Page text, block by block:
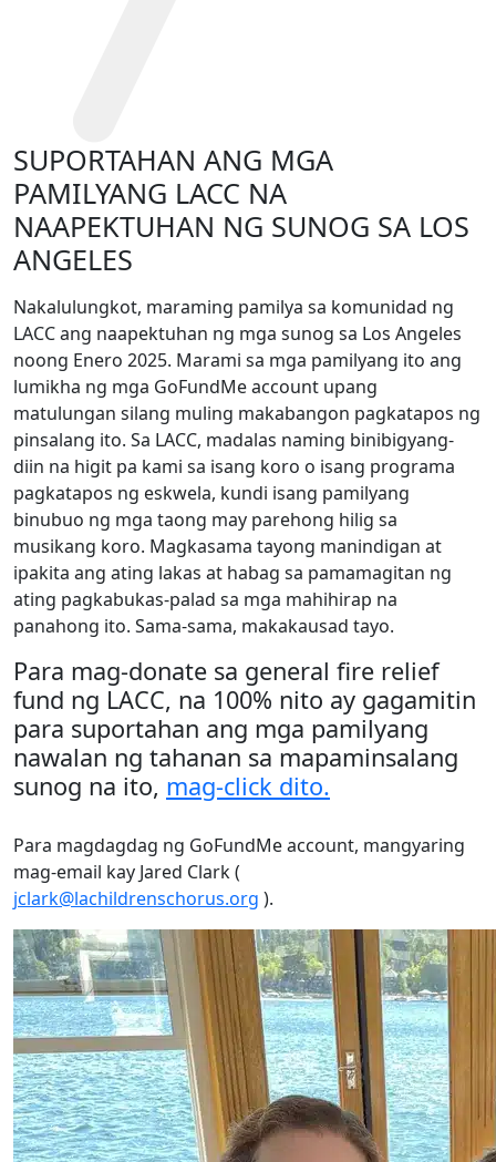
SUPORTAHAN ANG MGA
PAMILYANG LACC NA
NAAPEKTUHAN NG SUNOG SA LOS
ANGELES
Nakalulungkot, maraming pamilya sa komunidad ng
LACC ang naapektuhan ng mga sunog sa Los Angeles
noong Enero 2025. Marami sa mga pamilyang ito ang
lumikha ng mga GoFundMe account upang
matulungan silang muling makabangon pagkatapos ng
pinsalang ito. Sa LACC, madalas naming binibigyang-
diin na higit pa kami sa isang koro o isang programa
pagkatapos ng eskwela, kundi isang pamilyang
binubuo ng mga taong may parehong hilig sa
musikang koro. Magkasama tayong manindigan at
ipakita ang ating lakas at habag sa pamamagitan ng
ating pagkabukas-palad sa mga mahihirap na
panahong ito. Sama-sama, makakausad tayo.
Para mag-donate sa general fire relief
fund ng LACC, na 100% nito ay gagamitin
para suportahan ang mga pamilyang
nawalan ng tahanan sa mapaminsalang
sunog na ito, mag-click dito.
Para magdagdag ng GoFundMe account, mangyaring
mag-email kay Jared Clark (
jclark@lachildrenschorus.org ).